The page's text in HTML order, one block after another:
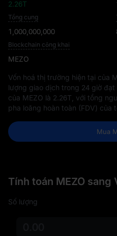
2.26T
Tổng cung
1,000,000,000
Blockchain công khai
MEZO
Vốn hoá thị trường hiện tại của
lượng giao dịch trong 24 giờ đạt
của MEZO là 2.26T , với tổng
pha loãng hoàn toàn (FDV) của
Mua
Tính toán MEZO sang
Số lượng